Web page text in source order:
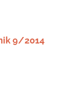
9/2014